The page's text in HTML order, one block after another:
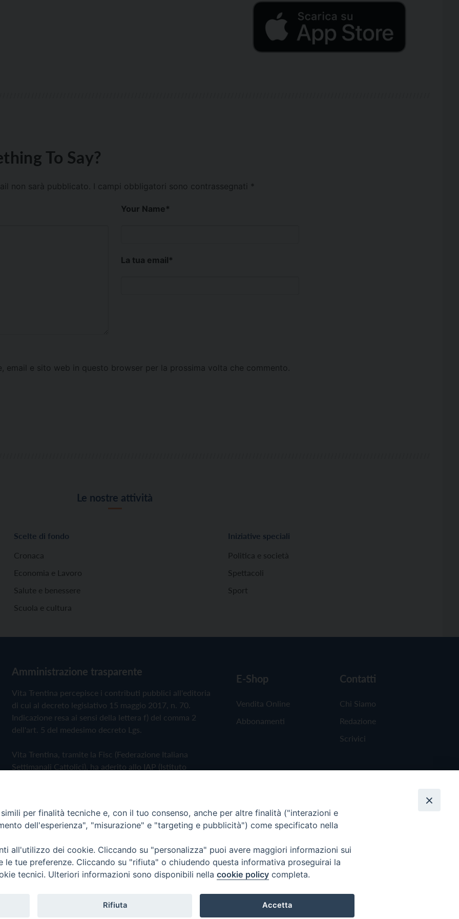
To Say?
non sarà pubblicato. I campi obbligatori sono contrassegnati *
Your Name*
La tua email*
email e sito web in questo browser per la prossima volta che commento.
Le nostre attività
Scelte di fondo
Cronaca
Economia e Lavoro
Salute e benessere
Scuola e cultura
Iniziative speciali
Politica e società
Spettacoli
Sport
Amministrazione trasparente
Vita Trentina percepisce i contributi pubblici all'editoria
di cui al decreto legislativo 15 maggio 2017, n. 70.
Indicazione resa ai sensi della lettera f) del comma 2
dell'art. 5 del medesimo decreto Lgs.
Vita Trentina, tramite la Fisc (Federazione Italiana
Settimanali Cattolici), ha aderito allo IAP (Istituto
Privacy Policy Cookie Policy
E-Shop
Vendita Online
Abbonamenti
Contatti
Chi Siamo
Redazione
Scrivici
Editrice
per finalità tecniche e, con il tuo consenso, anche per altre finalità ("interazioni e
dell'esperienza", "misurazione" e "targeting e pubblicità") come specificato nella
all'utilizzo dei cookie. Cliccando su "personalizza" puoi avere maggiori informazioni sui
le tue preferenze. Cliccando su "rifiuta" o chiudendo questa informativa proseguirai la
tecnici. Ulteriori informazioni sono disponibili nella cookie policy completa.
Rifiuta Accetta